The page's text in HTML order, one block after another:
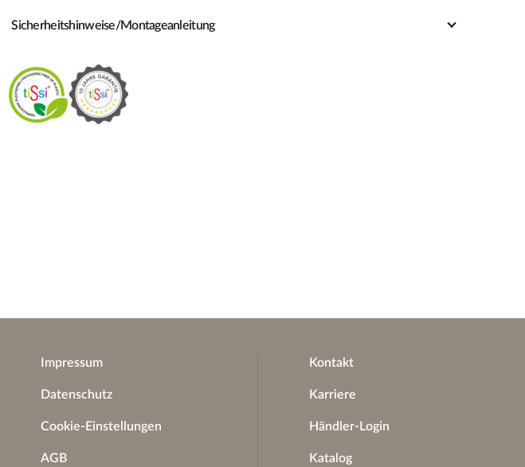
Sicherheitshinweise/Montageanleitung
Impressum
Datenschutz
Cookie-Einstellungen
AGB
Kontakt
Karriere
Händler-Login
Katalog